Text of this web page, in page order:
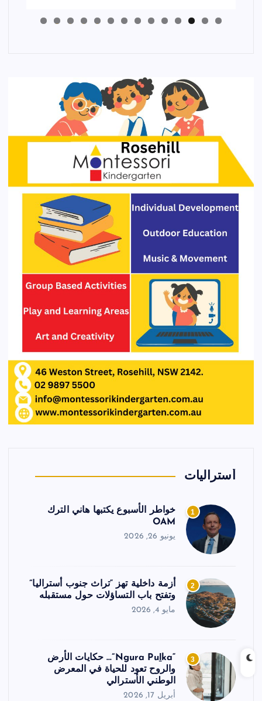
أستراليات
1
خواطر الأسبوع يكتبها هاني الترك
OAM
يونيو 26, 2026
2
أزمة داخلية تهز “تراث جنوب أستراليا”
وتفتح باب التساؤلات حول مستقبله
مايو 4, 2026
3
“Ngura Puḻka”… حكايات الأرض
والروح تعود للحياة في المعرض
الوطني الأسترالي
أبريل 17, 2026